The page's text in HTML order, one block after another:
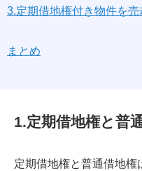
3.定期借地権付き物件を
まとめ
1.定期借地権と普
定期借地権と普通借地権